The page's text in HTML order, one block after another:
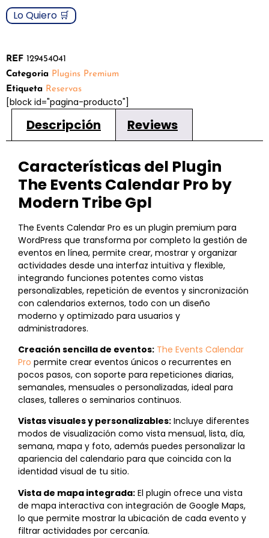
Lo Quiero 🛒
REF 129454041
Categoria Plugins Premium
Etiqueta Reservas
[block id="pagina-producto"]
Descripción Reviews
Características del Plugin
The Events Calendar Pro by
Modern TribeGpl
The Events Calendar Pro es un plugin premium para
WordPress que transforma por completo la gestión de
eventos en línea, permite crear, mostrar y organizar
actividades desde una interfaz intuitiva y flexible,
integrando funciones potentes como vistas
personalizables, repetición de eventos y sincronización
con calendarios externos, todo con un diseño
moderno y optimizado para usuarios y
administradores.
Creación sencilla de eventos: The Events Calendar
Pro permite crear eventos únicos o recurrentes en
pocos pasos, con soporte para repeticiones diarias,
semanales, mensuales o personalizadas, ideal para
clases, talleres o seminarios continuos.
Vistas visuales y personalizables: Incluye diferentes
modos de visualización como vista mensual, lista, día,
semana, mapa y foto, además puedes personalizar la
apariencia del calendario para que coincida con la
identidad visual de tu sitio.
Vista de mapa integrada: El plugin ofrece una vista
de mapa interactiva con integración de Google Maps,
lo que permite mostrar la ubicación de cada evento y
filtrar actividades por cercanía.